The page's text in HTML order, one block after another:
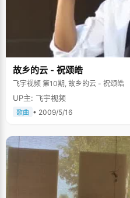
故乡的云 - 祝颂皓
飞宇视频 第10期, 故乡的云 - 祝颂皓
UP主: 飞宇视频
歌曲 • 2009/5/16